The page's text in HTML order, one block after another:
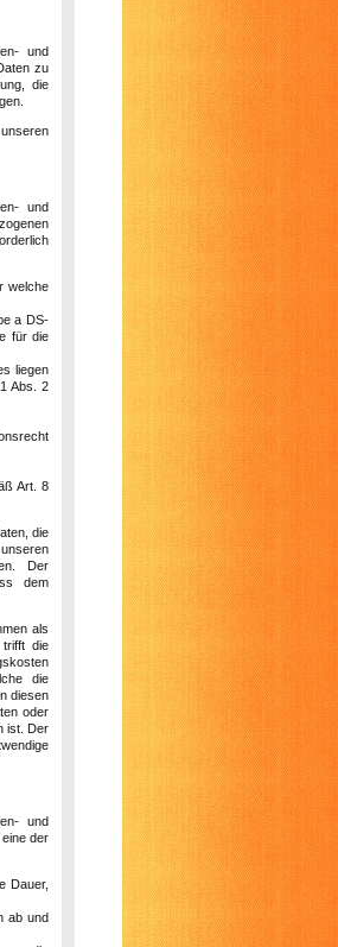
und
zu
die
und
welche
a DS-
für die
liegen
Abs. 2
Art. 8
die
Der
dem
als
die
die
diesen
oder
ist. Der
und
der
Dauer,
ab und